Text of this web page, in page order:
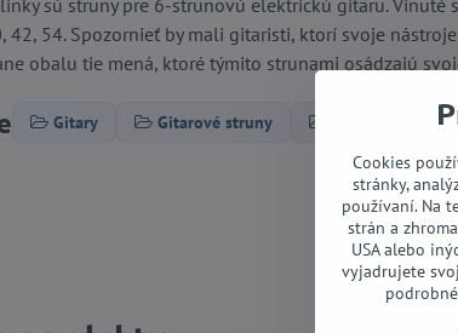
sú struny pre 6-strunovú elektrickú gitaru.
42, 54. Spozornieť by mali gitaristi, ktorí svoje
obalu tie mená, ktoré týmito strunami osádzajú
Gitary Gitarové struny Struny pre
Cookies
stránky,
používaní. Na
strán a
USA alebo
vyjadrujete